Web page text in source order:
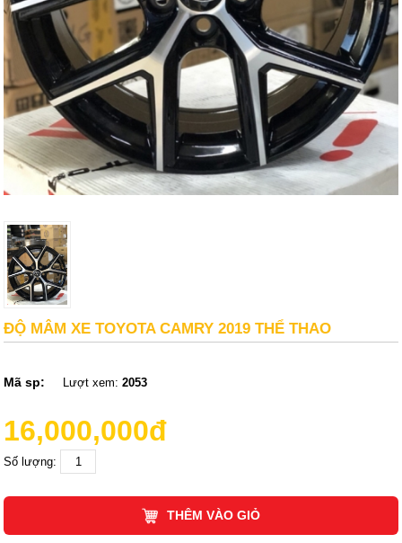
ĐỘ MÂM XE TOYOTA CAMRY 2019 THỂ THAO
Mã sp: Lượt xem:2053
16,000,000đ
Số lượng:
THÊM VÀO GIỎ